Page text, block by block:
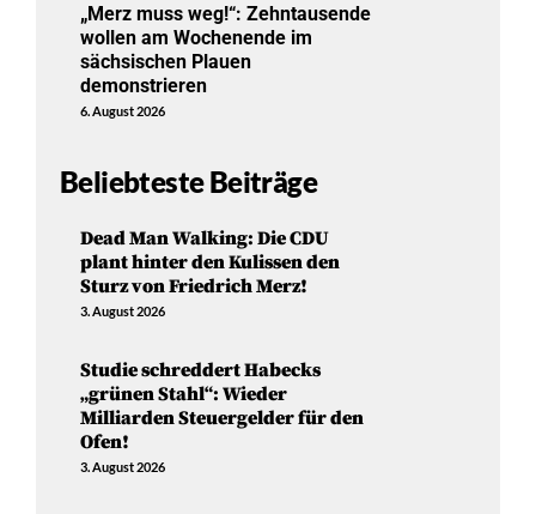
„Merz muss weg!“: Zehntausende
wollen am Wochenende im
sächsischen Plauen
demonstrieren
6. August 2026
Beliebteste Beiträge
Dead Man Walking: Die CDU
plant hinter den Kulissen den
Sturz von Friedrich Merz!
3. August 2026
Studie schreddert Habecks
„grünen Stahl“: Wieder
Milliarden Steuergelder für den
Ofen!
3. August 2026